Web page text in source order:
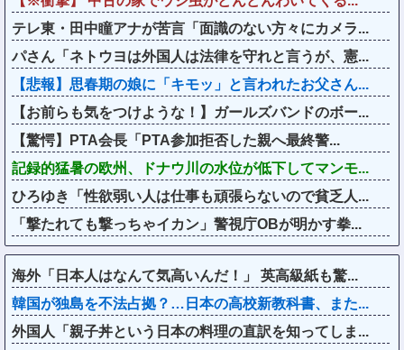
テレ東・田中瞳アナが苦言「面識のない方々にカメラ...
パさん「ネトウヨは外国人は法律を守れと言うが、憲...
【悲報】思春期の娘に「キモッ」と言われたお父さん...
【お前らも気をつけような！】ガールズバンドのボー...
【驚愕】PTA会長「PTA参加拒否した親へ最終警...
記録的猛暑の欧州、ドナウ川の水位が低下してマンモ...
ひろゆき「性欲弱い人は仕事も頑張らないので貧乏人...
「撃たれても撃っちゃイカン」警視庁OBが明かす拳...
海外「日本人はなんて気高いんだ！」 英高級紙も驚...
韓国が独島を不法占拠？…日本の高校新教科書、また...
外国人「親子丼という日本の料理の直訳を知ってしま...